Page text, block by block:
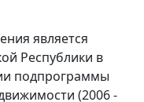
является
Республики в
подпрограммы
(2006 -